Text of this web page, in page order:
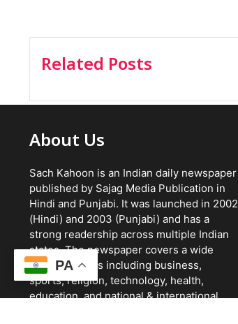
Related Posts
About Us
Sach Kahoon is an Indian daily newspaper
published by Sajag Media Publication in
Hindi and Punjabi. It was launched in 2002
(Hindi) and 2003 (Punjabi) and has a
strong readership across multiple Indian
states. The newspaper covers a wide
range of topics including business,
sports, religion, technology, health,
education, and national & international
PA